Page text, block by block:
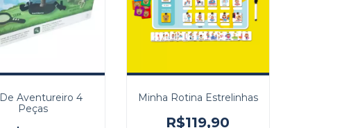
Aventureiro 4
Peças
Minha Rotina Estrelinhas
R$119,90